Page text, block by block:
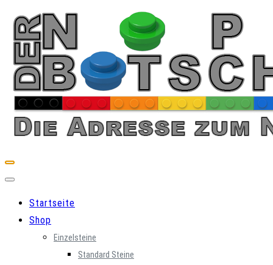
Skip
content
Startseite
Shop
Einzelsteine
Standard Steine